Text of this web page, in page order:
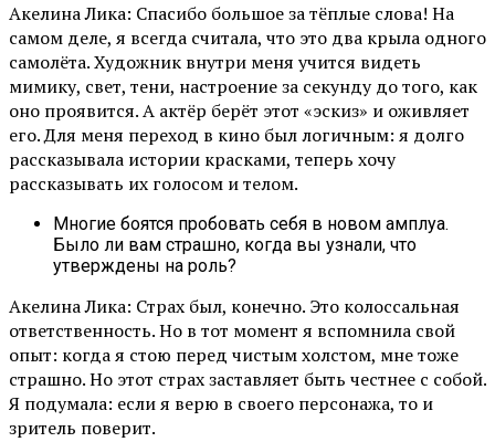
Акелина Лика: Спасибо большое за тёплые слова! На
самом деле, я всегда считала, что это два крыла одного
самолёта. Художник внутри меня учится видеть
мимику, свет, тени, настроение за секунду до того, как
оно проявится. А актёр берёт этот «эскиз» и оживляет
его. Для меня переход в кино был логичным: я долго
рассказывала истории красками, теперь хочу
рассказывать их голосом и телом.
Многие боятся пробовать себя в новом амплуа.
Было ли вам страшно, когда вы узнали, что
утверждены на роль?
Акелина Лика: Страх был, конечно. Это колоссальная
ответственность. Но в тот момент я вспомнила свой
опыт: когда я стою перед чистым холстом, мне тоже
страшно. Но этот страх заставляет быть честнее с собой.
Я подумала: если я верю в своего персонажа, то и
зритель поверит.